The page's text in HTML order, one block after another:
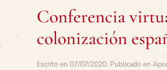
Conferencia
colonización
Escrito en 07/07/2020. Publicado en